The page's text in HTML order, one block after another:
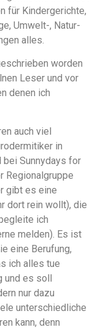
für Kindergerichte,
Umwelt-, Natur-
alles.
worden
Leser und vor
denen ich
auch viel
in
bei Sunnydays for
Regionalgruppe
gibt es eine
dort rein wollt), die
ich
melden). Es ist
eine Berufung,
ich alles tue
und es soll
nur dazu
unterschiedliche
kann, denn